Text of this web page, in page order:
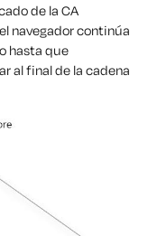
de la CA
navegador continúa
hasta que
al final de la cadena